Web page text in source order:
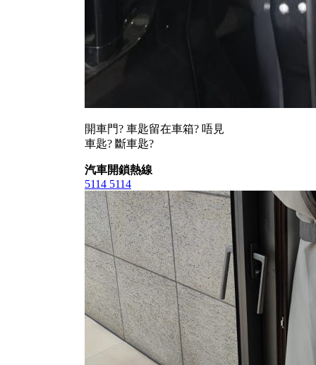
開車門? 車匙留在車箱? 唔見
車匙? 斷車匙?
汽車開鎖熱線
5114 5114